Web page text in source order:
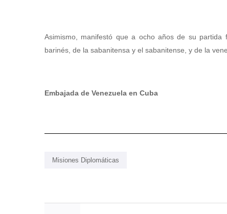
Asimismo, manifestó que a ocho años de su
barinés, de la sabanitensa y el sabanitense, y de la
Embajada de Venezuela en Cuba
Misiones Diplomáticas